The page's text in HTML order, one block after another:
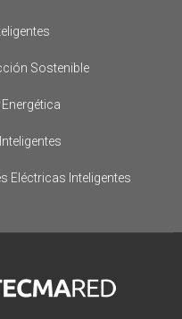
Sostenible
Eléctricas Inteligentes